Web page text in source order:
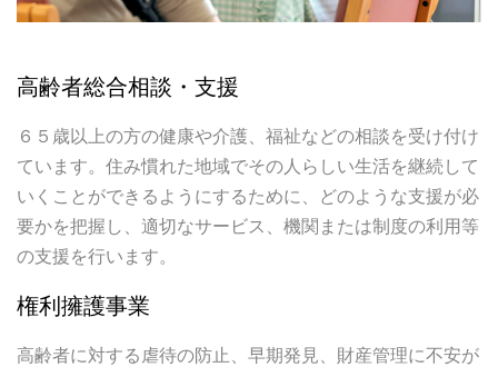
高齢者総合相談・支援
６５歳以上の方の健康や介護、福祉などの相談を受け付け
ています。住み慣れた地域でその人らしい生活を継続して
いくことができるようにするために、どのような支援が必
要かを把握し、適切なサービス、機関または制度の利用等
の支援を行います。
権利擁護事業
高齢者に対する虐待の防止、早期発見、財産管理に不安が